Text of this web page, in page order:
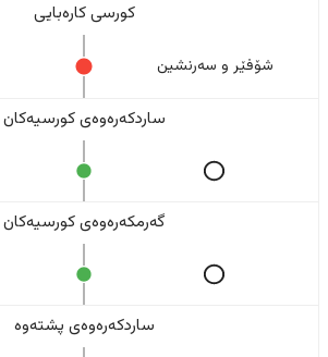
کورسی کارەبایی
شۆفێر و سەرنشین
ساردکەرەوەی کورسیەکان
گەرمکەرەوەی کورسیەکان
ساردکەرەوەی پشتەوە